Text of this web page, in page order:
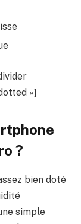
»]
?
bien doté
simple